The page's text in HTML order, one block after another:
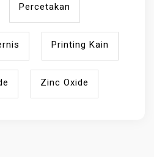
Percetakan
Printing Kain
Zinc Oxide